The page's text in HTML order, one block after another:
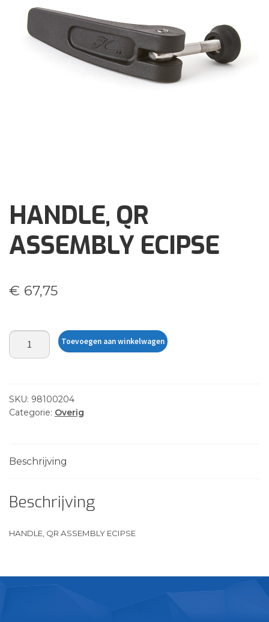
Brochures
HANDLE, QR
ASSEMBLY ECIPSE
€ 67,75
HANDLE,
QR
aantal
Toevoegen aan winkelwagen
SKU: 98100204
Categorie: Overig
Beschrijving
Beschrijving
HANDLE, QR ASSEMBLY ECIPSE